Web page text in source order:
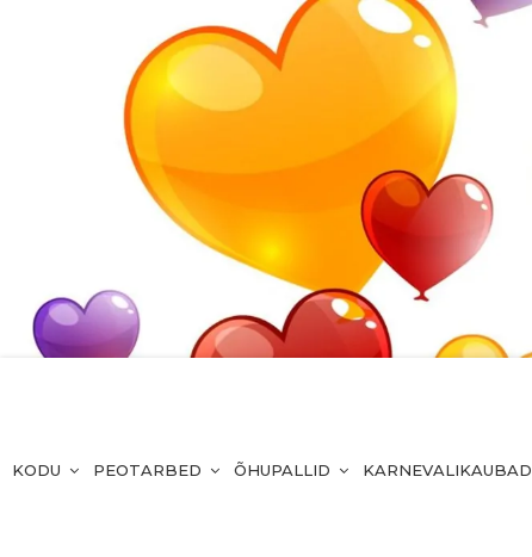
KODU PEOTARBED ÕHUPALLID KARNEVALIKAUBAD